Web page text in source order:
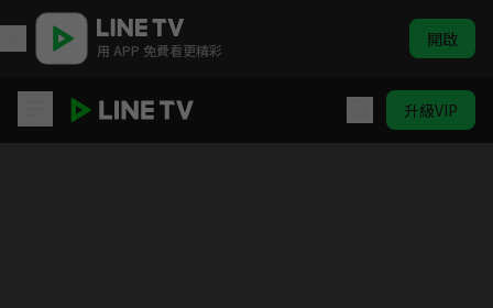
用 APP 免費看更精彩 開啟
升級VIP